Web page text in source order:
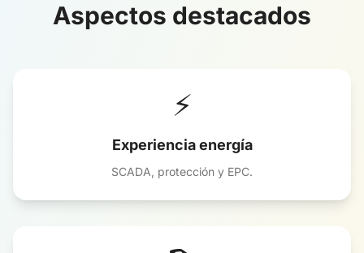
Aspectos destacados
⚡
Experiencia energía
SCADA, protección y EPC.